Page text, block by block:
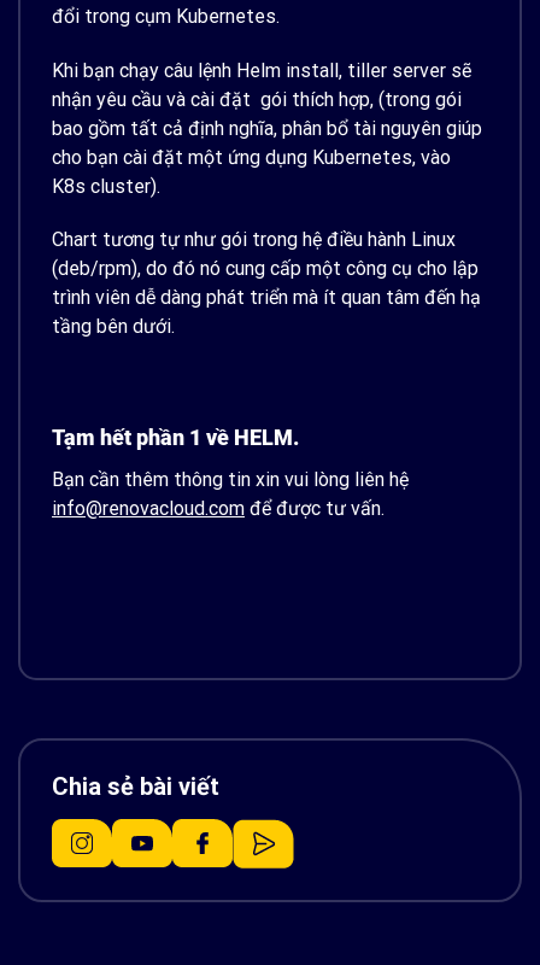
đổi trong cụm Kubernetes.
Khi bạn chạy câu lệnh Helm install, tiller server sẽ
nhận yêu cầu và cài đặt gói thích hợp, (trong gói
bao gồm tất cả định nghĩa, phân bổ tài nguyên giúp
cho bạn cài đặt một ứng dụng Kubernetes, vào
K8s cluster).
Chart tương tự như gói trong hệ điều hành Linux
(deb/rpm), do đó nó cung cấp một công cụ cho lập
trình viên dễ dàng phát triển mà ít quan tâm đến hạ
tầng bên dưới.
Tạm hết phần 1 về HELM.
Bạn cần thêm thông tin xin vui lòng liên hệ
info@renovacloud.com để được tư vấn.
Chia sẻ bài viết